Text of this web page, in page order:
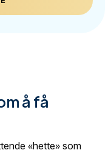
å få
«hette» som